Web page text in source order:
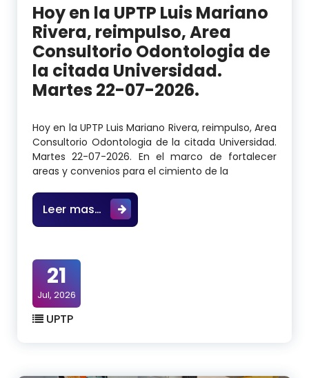
Hoy en la UPTP Luis Mariano
Rivera, reimpulso, Area
Consultorio Odontologia de
la citada Universidad.
Martes 22-07-2026.
Hoy en la UPTP Luis Mariano Rivera, reimpulso, Area
Consultorio Odontologia de la citada Universidad.
Martes 22-07-2026. En el marco de fortalecer
areas y convenios para el cimiento de la
Leer mas… Hoy en la UPTP Luis Mariano
21
Jul, 2026
UPTP